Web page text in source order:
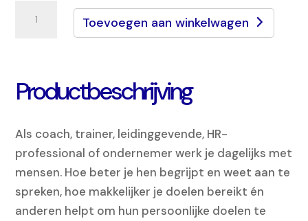
Optimalist
Toevoegen aan winkelwagen
Productbeschrijving
Als coach, trainer, leidinggevende, HR-
professional of ondernemer werk je dagelijks met
mensen. Hoe beter je hen begrijpt en weet aan te
spreken, hoe makkelijker je doelen bereikt én
anderen helpt om hun persoonlijke doelen te